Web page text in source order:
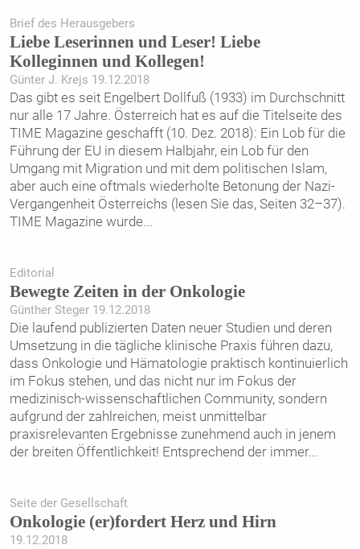
Brief des Herausgebers
Liebe Leserinnen und Leser! Liebe
Kolleginnen und Kollegen!
Günter J. Krejs 19.12.2018
Das gibt es seit Engelbert Dollfuß (1933) im Durchschnitt
nur alle 17 Jahre. Österreich hat es auf die Titelseite des
TIME Magazine geschafft (10. Dez. 2018): Ein Lob für die
Führung der EU in diesem Halbjahr, ein Lob für den
Umgang mit Migration und mit dem politischen Islam,
aber auch eine oftmals wiederholte Betonung der Nazi-
Vergangenheit Österreichs (lesen Sie das, Seiten 32–37).
TIME Magazine wurde...
Editorial
Bewegte Zeiten in der Onkologie
Günther Steger 19.12.2018
Die laufend publizierten Daten neuer Studien und deren
Umsetzung in die tägliche klinische Praxis führen dazu,
dass Onkologie und Hämatologie praktisch kontinuierlich
im Fokus stehen, und das nicht nur im Fokus der
medizinisch-wissenschaftlichen Community, sondern
aufgrund der zahlreichen, meist unmittelbar
praxisrelevanten Ergebnisse zunehmend auch in jenem
der breiten Öffentlichkeit! Entsprechend der immer...
Seite der Gesellschaft
Onkologie (er)fordert Herz und Hirn
19.12.2018